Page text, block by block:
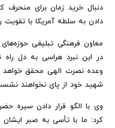
دنبال خرید زمان برای منحرف
دادن به سلطه آمریکا با
معاون فرهنگی تبلیغی
در این نبرد هراسی به دل راه
وعده نصرت الهی محقق خواهد
شهید خود از پای نخواهند
وی با الگو قرار دادن سیره
کرد: ما با تأسی به صبر